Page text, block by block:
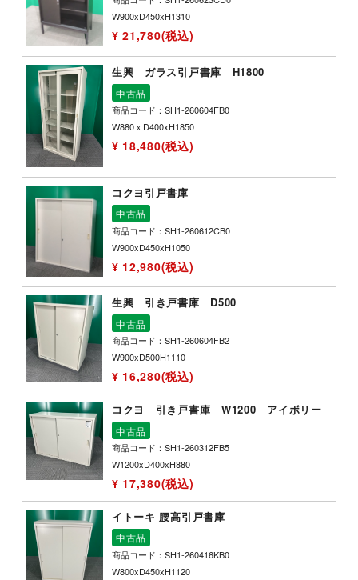
W900xD450xH1310
¥ 21,780(税込)
生興 ガラス引戸書庫 H1800
中古品
商品コード：SH1-260604FB0
W880ｘD400xH1850
¥ 18,480(税込)
コクヨ引戸書庫
中古品
商品コード：SH1-260612CB0
W900xD450xH1050
¥ 12,980(税込)
生興 引き戸書庫 D500
中古品
商品コード：SH1-260604FB2
W900xD500H1110
¥ 16,280(税込)
コクヨ 引き戸書庫 W1200 アイボリー
中古品
商品コード：SH1-260312FB5
W1200xD400xH880
¥ 17,380(税込)
イトーキ 腰高引戸書庫
中古品
商品コード：SH1-260416KB0
W800xD450xH1120